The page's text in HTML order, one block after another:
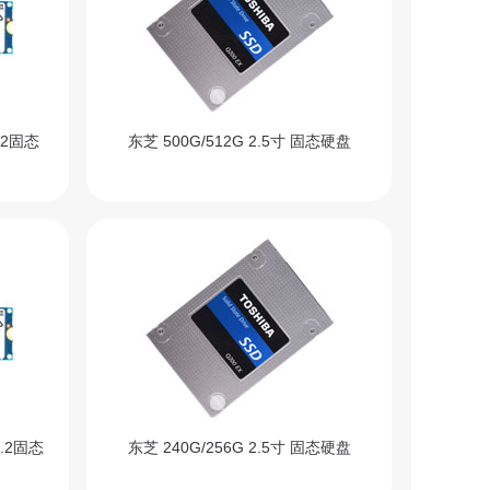
固态 东芝 500G/512G 2.5寸 固态硬盘
固态 东芝 240G/256G 2.5寸 固态硬盘